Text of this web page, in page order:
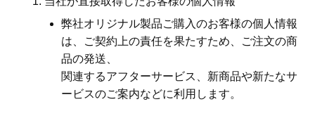
弊社オリジナル製品ご購入のお客様の個人情報
は、ご契約上の責任を果たすため、ご注文の商
品の発送、
関連するアフターサービス、新商品や新たなサ
ービスのご案内などに利用します。